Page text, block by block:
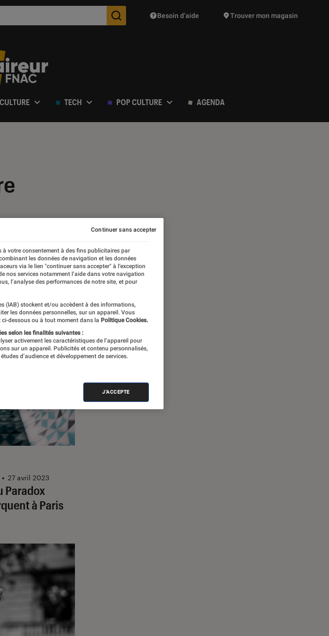
Des suggestions de produits vont vous être proposées
Besoin d’aide Trouver mon magasin
CULTURE TECH POP CULTURE AGENDA
Paradox
à Paris
• 27 avril 2023
votre consentement à des fins publicitaires par
les données de navigation et les données
via le lien "continuer sans accepter" à l’exception
nos services notamment l’aide dans votre navigation
l’analyse des performances de notre site, et pour
(IAB) stockent et/ou accèdent à des informations,
les données personnelles, sur un appareil. Vous
dessous ou à tout moment dans la Politique Cookies.
selon les finalités suivantes :
activement les caractéristiques de l’appareil pour
sur un appareil. Publicités et contenu personnalisés,
d’audience et développement de services.
J'ACCEPTE
Continuer sans accepter